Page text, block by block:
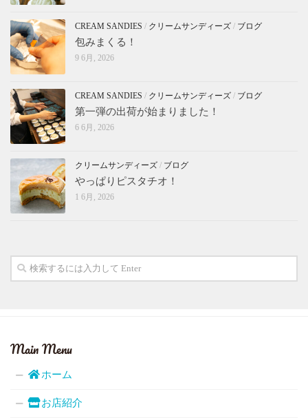
CREAM SANDIES / クリームサンディーズ / ブログ
包みまくる！
9 6月, 2026
CREAM SANDIES / クリームサンディーズ / ブログ
第一弾の出荷が始まりました！
6 6月, 2026
クリームサンディーズ / ブログ
やっぱりピスタチオ！
1 6月, 2026
Main Menu
ホーム
お店紹介